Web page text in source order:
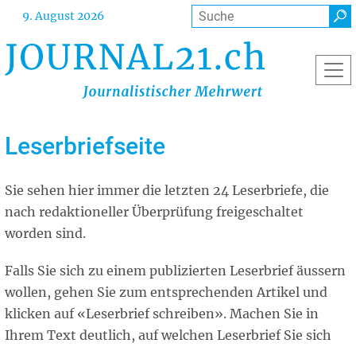
Direkt
Inhalt
9. August 2026 Suche
Leserbriefseite
Sie sehen hier immer die letzten 24 Leserbriefe, die
nach redaktioneller Überprüfung freigeschaltet
worden sind.
Falls Sie sich zu einem publizierten Leserbrief äussern
wollen, gehen Sie zum entsprechenden Artikel und
klicken auf «Leserbrief schreiben». Machen Sie in
Ihrem Text deutlich, auf welchen Leserbrief Sie sich